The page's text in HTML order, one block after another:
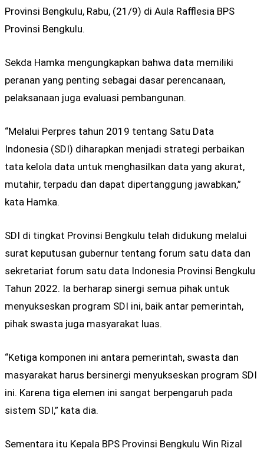
Provinsi Bengkulu, Rabu, (21/9) di Aula Rafflesia BPS
Provinsi Bengkulu.
Sekda Hamka mengungkapkan bahwa data memiliki
peranan yang penting sebagai dasar perencanaan,
pelaksanaan juga evaluasi pembangunan.
“Melalui Perpres tahun 2019 tentang Satu Data
Indonesia (SDI) diharapkan menjadi strategi perbaikan
tata kelola data untuk menghasilkan data yang akurat,
mutahir, terpadu dan dapat dipertanggung jawabkan,”
kata Hamka.
SDI di tingkat Provinsi Bengkulu telah didukung melalui
surat keputusan gubernur tentang forum satu data dan
sekretariat forum satu data Indonesia Provinsi Bengkulu
Tahun 2022. Ia berharap sinergi semua pihak untuk
menyukseskan program SDI ini, baik antar pemerintah,
pihak swasta juga masyarakat luas.
“Ketiga komponen ini antara pemerintah, swasta dan
masyarakat harus bersinergi menyukseskan program SDI
ini. Karena tiga elemen ini sangat berpengaruh pada
sistem SDI,” kata dia.
Sementara itu Kepala BPS Provinsi Bengkulu Win Rizal